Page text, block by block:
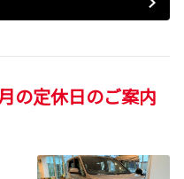
の定休日のご案内